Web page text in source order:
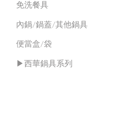
免洗餐具
內鍋/鍋蓋/其他鍋具
便當盒/袋
▶西華鍋具系列